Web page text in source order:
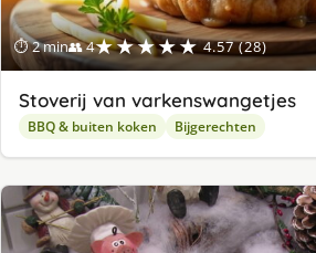
⏱ 2 min👥 4★★★★★ 4.57 (28)
Stoverij van varkenswangetjes
BBQ & buiten koken Bijgerechten